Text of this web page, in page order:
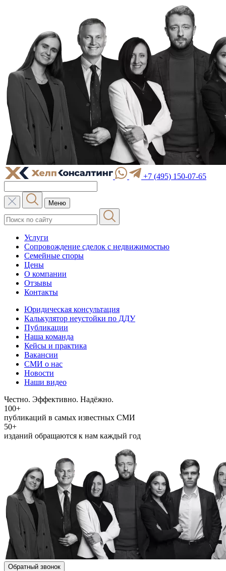
+7 (495) 150-07-65
Меню
Услуги
Сопровождение сделок с недвижимостью
Семейные споры
Цены
О компании
Отзывы
Контакты
Юридическая консультация
Калькулятор неустойки по ДДУ
Публикации
Наша команда
Кейсы и практика
Вакансии
СМИ о нас
Новости
Наши видео
Честно. Эффективно. Надёжно.
100+
публикаций в самых известных СМИ
50+
изданий обращаются к нам каждый год
Обратный звонок